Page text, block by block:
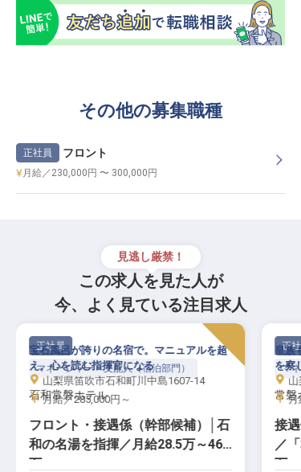
その他の募集職種
正社員 フロント
月給／230,000円 〜 300,000円
見逃し厳禁！
この求人を見た人が
今、よく見ている注目求人
正社員
マネージャー・支配人（宿泊部門）
石和常磐ホテル
フロント・接遇係（幹部候補）│石
和の名湯を指揮／月給28.5万～46
万
宝石風呂が誇りの名宿で。マニュアルを超
え、心を読む指揮官になる
山梨県笛吹市石和町川中島1607-14
月給／285,000円～
正社
マ
常磐
接
／
万
皇族
を察
月